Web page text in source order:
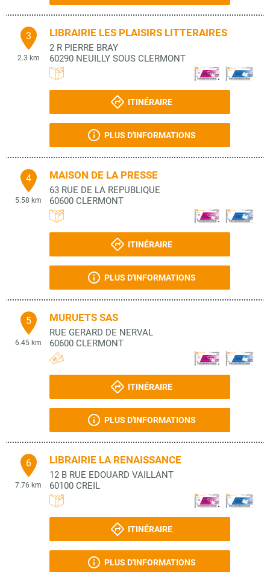
3
2.3 km
LIBRAIRIE LES PLAISIRS LITTERAIRES
2 R PIERRE BRAY
60290 NEUILLY SOUS CLERMONT
ITINÉRAIRE
PLUS D'INFORMATIONS
4
5.58 km
MAISON DE LA PRESSE
63 RUE DE LA REPUBLIQUE
60600 CLERMONT
ITINÉRAIRE
PLUS D'INFORMATIONS
5
6.45 km
MURUETS SAS
RUE GERARD DE NERVAL
60600 CLERMONT
ITINÉRAIRE
PLUS D'INFORMATIONS
6
7.76 km
LIBRAIRIE LA RENAISSANCE
12 B RUE EDOUARD VAILLANT
60100 CREIL
ITINÉRAIRE
PLUS D'INFORMATIONS